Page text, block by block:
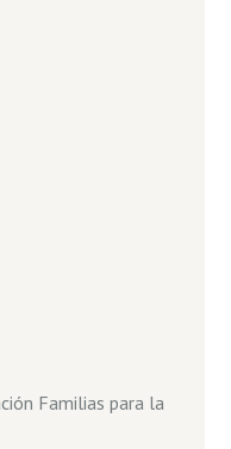
Familias para la